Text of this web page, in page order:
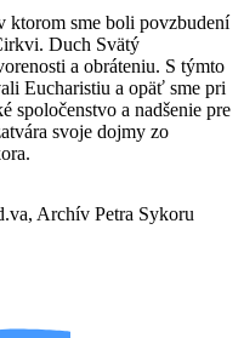
ktorom sme boli povzbudení
Duch Svätý
a obráteniu. S týmto
Eucharistiu a opäť sme pri
spoločenstvo a nadšenie pre
svoje dojmy zo
Archív Petra Sykoru